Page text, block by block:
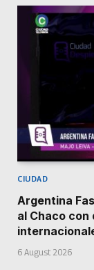
CIUDAD
Argentina
al Chaco
6 August 2026